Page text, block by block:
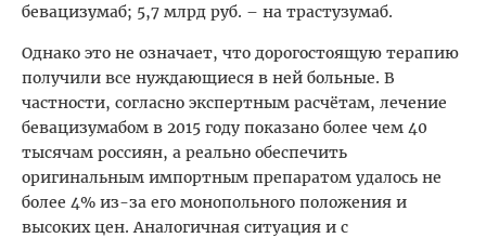
бевацизумаб; 5,7 млрд руб. – на трастузумаб.
Однако это не означает, что дорогостоящую терапию
получили все нуждающиеся в ней больные. В
частности, согласно экспертным расчётам, лечение
бевацизумабом в 2015 году показано более чем 40
тысячам россиян, а реально обеспечить
оригинальным импортным препаратом удалось не
более 4% из-за его монопольного положения и
высоких цен. Аналогичная ситуация и с